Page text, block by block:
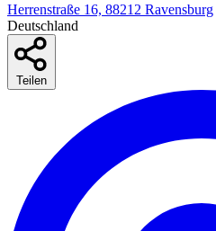
Herrenstraße 16, 88212 Ravensburg
Deutschland
Teilen